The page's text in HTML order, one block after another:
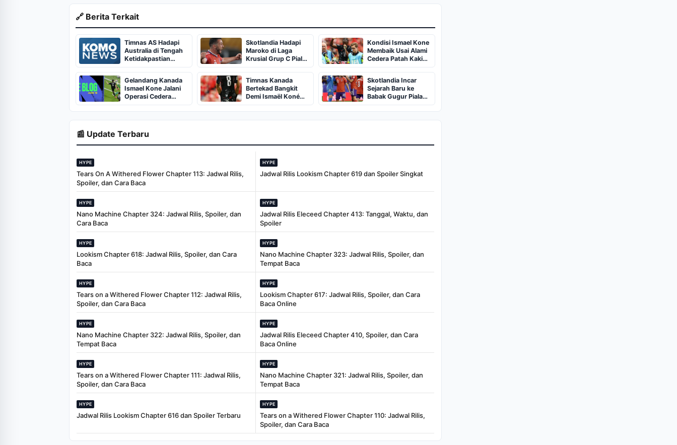
🔗 Berita Terkait
Timnas AS Hadapi
Australia di Tengah
Ketidakpastian
Pulisic
Skotlandia Hadapi
Maroko di Laga
Krusial Grup C Piala
Dunia 2026
Kondisi Ismael Kone
Membaik Usai Alami
Cedera Patah Kaki
Horor
Gelandang Kanada
Ismael Kone Jalani
Operasi Cedera
Parah di Vancouver
Timnas Kanada
Bertekad Bangkit
Demi Ismaël Koné
Usai Menang Telak
Skotlandia Incar
Sejarah Baru ke
Babak Gugur Piala
Dunia
📰 Update Terbaru
HYPE
Tears On A Withered Flower Chapter 113: Jadwal Rilis,
Spoiler, dan Cara Baca
HYPE
Jadwal Rilis Lookism Chapter 619 dan Spoiler Singkat
HYPE
Nano Machine Chapter 324: Jadwal Rilis, Spoiler, dan
Cara Baca
HYPE
Jadwal Rilis Eleceed Chapter 413: Tanggal, Waktu, dan
Spoiler
HYPE
Lookism Chapter 618: Jadwal Rilis, Spoiler, dan Cara
Baca
HYPE
Nano Machine Chapter 323: Jadwal Rilis, Spoiler, dan
Tempat Baca
HYPE
Tears on a Withered Flower Chapter 112: Jadwal Rilis,
Spoiler, dan Cara Baca
HYPE
Lookism Chapter 617: Jadwal Rilis, Spoiler, dan Cara
Baca Online
HYPE
Nano Machine Chapter 322: Jadwal Rilis, Spoiler, dan
Tempat Baca
HYPE
Jadwal Rilis Eleceed Chapter 410, Spoiler, dan Cara
Baca Online
HYPE
Tears on a Withered Flower Chapter 111: Jadwal Rilis,
Spoiler, dan Cara Baca
HYPE
Nano Machine Chapter 321: Jadwal Rilis, Spoiler, dan
Tempat Baca
HYPE
Jadwal Rilis Lookism Chapter 616 dan Spoiler Terbaru
HYPE
Tears on a Withered Flower Chapter 110: Jadwal Rilis,
Spoiler, dan Cara Baca